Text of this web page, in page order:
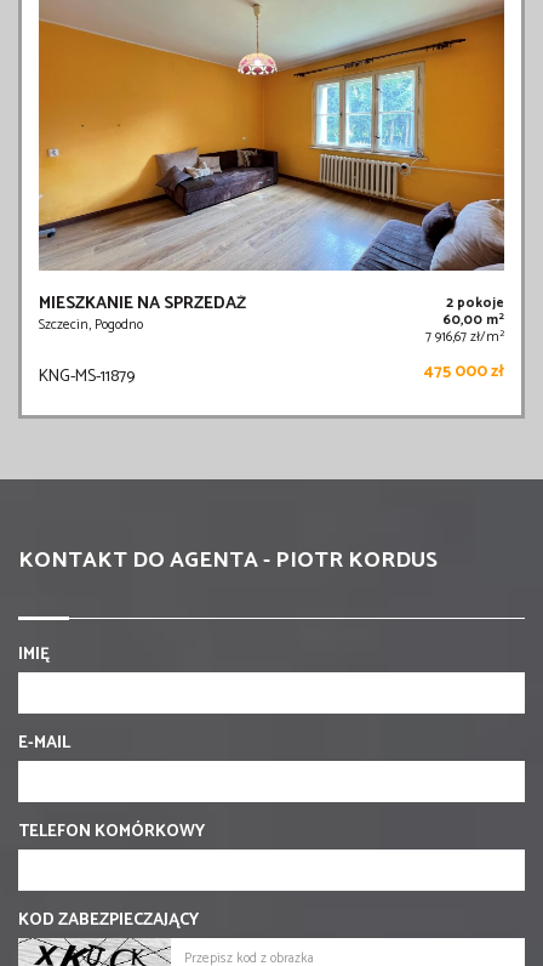
MIESZKANIE NA SPRZEDAŻ
Szczecin, Pogodno
2 pokoje
60,00 m2
7 916,67 zł/m2
KNG-MS-11879 475 000 zł
KONTAKT DO AGENTA - PIOTR KORDUS
IMIĘ
E-MAIL
TELEFON KOMÓRKOWY
KOD ZABEZPIECZAJĄCY